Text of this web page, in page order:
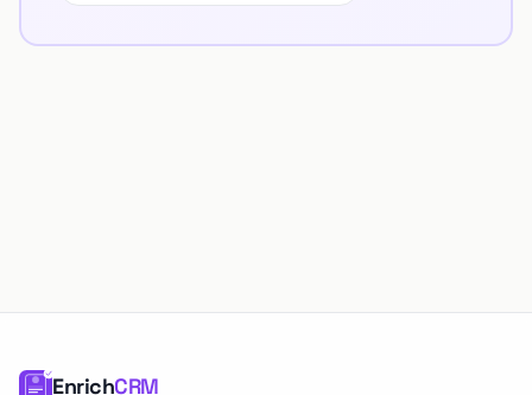
EnrichCRM